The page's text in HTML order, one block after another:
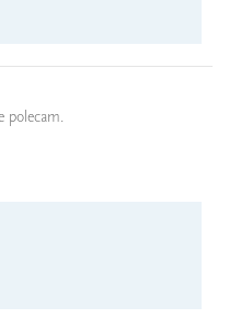
polecam.